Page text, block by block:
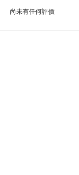
尚未有任何評價